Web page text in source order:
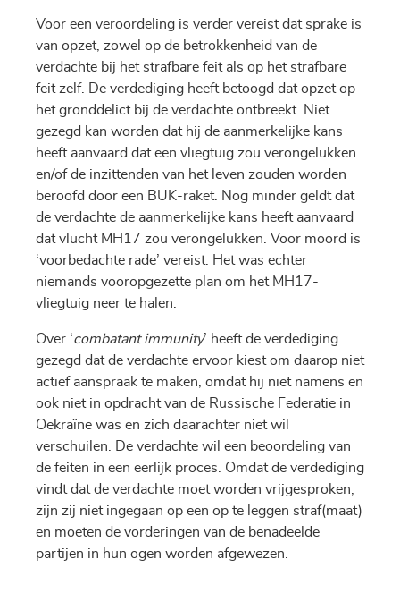
Voor een veroordeling is verder vereist dat sprake is
van opzet, zowel op de betrokkenheid van de
verdachte bij het strafbare feit als op het strafbare
feit zelf. De verdediging heeft betoogd dat opzet op
het gronddelict bij de verdachte ontbreekt. Niet
gezegd kan worden dat hij de aanmerkelijke kans
heeft aanvaard dat een vliegtuig zou verongelukken
en/of de inzittenden van het leven zouden worden
beroofd door een BUK-raket. Nog minder geldt dat
de verdachte de aanmerkelijke kans heeft aanvaard
dat vlucht MH17 zou verongelukken. Voor moord is
‘voorbedachte rade’ vereist. Het was echter
niemands vooropgezette plan om het MH17-
vliegtuig neer te halen.
Over ‘combatant immunity’ heeft de verdediging
gezegd dat de verdachte ervoor kiest om daarop niet
actief aanspraak te maken, omdat hij niet namens en
ook niet in opdracht van de Russische Federatie in
Oekraïne was en zich daarachter niet wil
verschuilen. De verdachte wil een beoordeling van
de feiten in een eerlijk proces. Omdat de verdediging
vindt dat de verdachte moet worden vrijgesproken,
zijn zij niet ingegaan op een op te leggen straf(maat)
en moeten de vorderingen van de benadeelde
partijen in hun ogen worden afgewezen.